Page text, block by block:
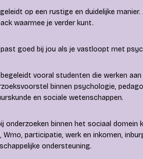
op een rustige en duidelijke
waarmee je verder kunt.
goed bij jou als je vastloopt met
vooral studenten die werken
binnen psychologie,
en sociale wetenschappen.
onderzoeken binnen het sociaal domein
Wmo, participatie, werk en inkomen,
ondersteuning.